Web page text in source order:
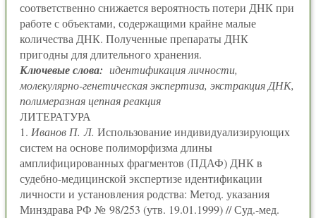
соответственно снижается вероятность потери ДНК при
работе с объектами, содержащими крайне малые
количества ДНК. Полученные препараты ДНК
пригодны для длительного хранения.
Ключевые слова: идентификация личности,
молекулярно-генетическая экспертиза, экстракция ДНК,
полимеразная цепная реакция
ЛИТЕРАТУРА
1. Иванов П. Л. Использование индивидуализирующих
систем на основе полиморфизма длины
амплифицированных фрагментов (ПДАФ) ДНК в
судебно-медицинской экспертизе идентификации
личности и установления родства: Метод. указания
Минздрава РФ № 98/253 (утв. 19.01.1999) // Суд.-мед.